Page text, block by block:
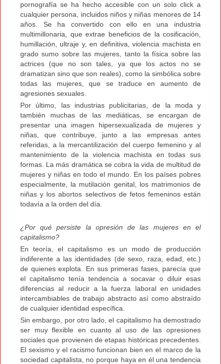
pornografía se ha hecho accesible con un solo click a
cualquier persona, incluidos niños y niñas menores de 14
años. Se ha convertido con ello en una industria
multimillonaria, que extrae beneficios de la cosificación,
humillación, ultraje y, en definitiva, violencia machista en
grado sumo sobre las mujeres, tanto la física sobre las
actrices (que no son tales, ya que los actos no se
dramatizan sino que son reales), como la simbólica sobre
todas las mujeres, que se traduce en aumento de
agresiones sexuales.
Por último, las industrias publicitarias, de la moda y
también muchas de las mediáticas, se encargan de
presentar una imagen hipersexualizada de mujeres y
niñas, que contribuye, junto a las empresas antes
referidas, a la mercantilización del cuerpo femenino y al
mantenimiento de la violencia machista en todas sus
formas. La más dramática se cobra la vida de multitud de
mujeres y niñas en todo el mundo. En los países pobres
especialmente, la mutilación genital, los matrimonios de
niñas y los abortos selectivos de fetos femeninos están
todavía a la orden del día.
¿Por qué persiste la opresión de las mujeres en el
capitalismo?
En teoría, el capitalismo es un modo de producción
indiferente a las identidades (de sexo, raza, edad, etc.)
de quienes explota. En sus primeras fases, parecía que
el capitalismo tenía tendencia a socavar o diluir esas
diferencias al reducir a la fuerza laboral en unidades
intercambiables de trabajo abstracto así como abstraído
de cualquier identidad específica.
Sin embargo, por otro lado, el capitalismo ha demostrado
ser muy flexible en cuanto al uso de las opresiones
sociales que provienen de etapas históricas precedentes.
El sexismo y el racismo funcionan bien en el marco de la
sociedad capitalista, no porque haya en él una tendencia